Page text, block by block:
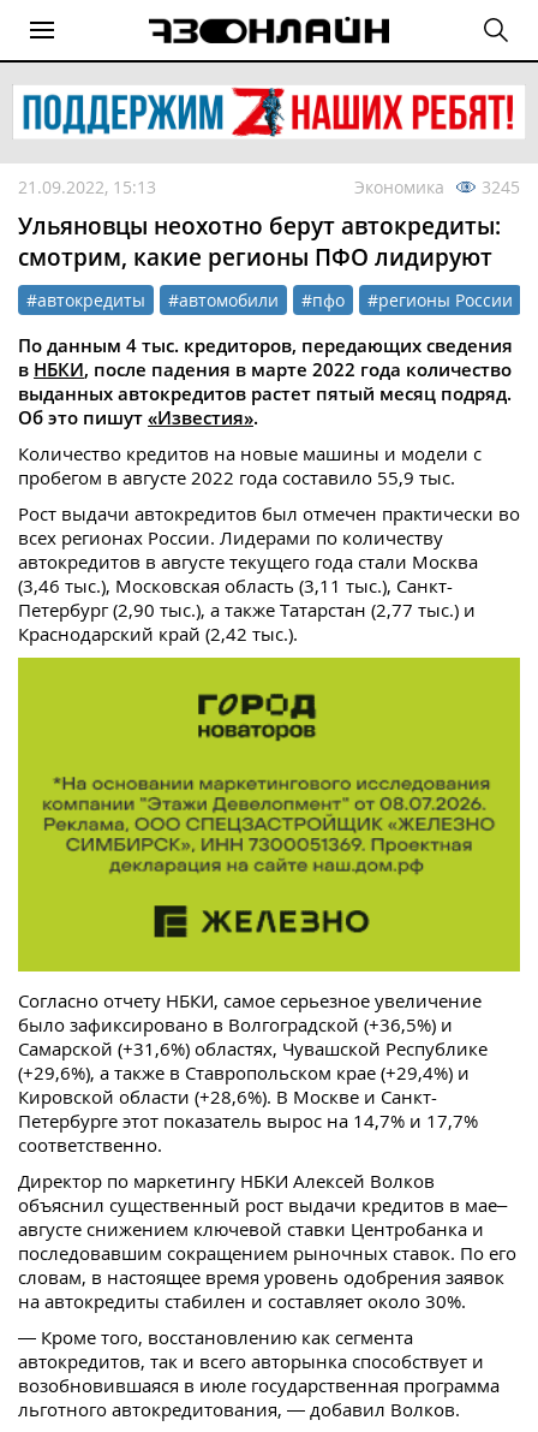
21.09.2022, 15:13 Экономика 3245
Ульяновцы неохотно берут автокредиты:
смотрим, какие регионы ПФО лидируют
#автокредиты #автомобили #пфо #регионы России
По данным 4 тыс. кредиторов, передающих сведения
в НБКИ, после падения в марте 2022 года количество
выданных автокредитов растет пятый месяц подряд.
Об это пишут «Известия».
Количество кредитов на новые машины и модели с
пробегом в августе 2022 года составило 55,9 тыс.
Рост выдачи автокредитов был отмечен практически во
всех регионах России. Лидерами по количеству
автокредитов в августе текущего года стали Москва
(3,46 тыс.), Московская область (3,11 тыс.), Санкт-
Петербург (2,90 тыс.), а также Татарстан (2,77 тыс.) и
Краснодарский край (2,42 тыс.).
Согласно отчету НБКИ, самое серьезное увеличение
было зафиксировано в Волгоградской (+36,5%) и
Самарской (+31,6%) областях, Чувашской Республике
(+29,6%), а также в Ставропольском крае (+29,4%) и
Кировской области (+28,6%). В Москве и Санкт-
Петербурге этот показатель вырос на 14,7% и 17,7%
соответственно.
Директор по маркетингу НБКИ Алексей Волков
объяснил существенный рост выдачи кредитов в мае–
августе снижением ключевой ставки Центробанка и
последовавшим сокращением рыночных ставок. По его
словам, в настоящее время уровень одобрения заявок
на автокредиты стабилен и составляет около 30%.
— Кроме того, восстановлению как сегмента
автокредитов, так и всего авторынка способствует и
возобновившаяся в июле государственная программа
льготного автокредитования, — добавил Волков.